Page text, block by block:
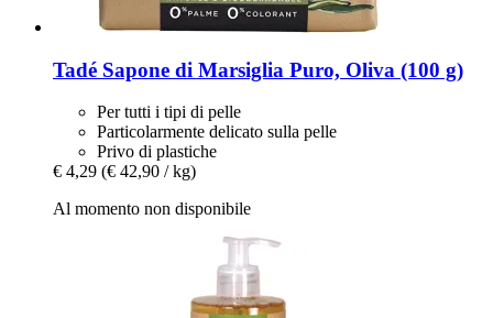
Tadé Sapone di Marsiglia Puro, Oliva (100 g)
Per tutti i tipi di pelle
Particolarmente delicato sulla pelle
Privo di plastiche
€ 4,29 (€ 42,90 / kg)
Al momento non disponibile